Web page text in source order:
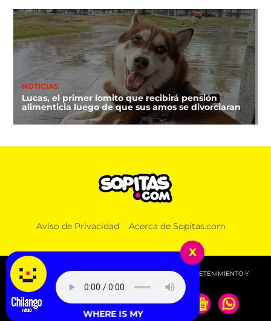
NOTICIAS
Lucas, el primer lomito que recibirá pensión
alimenticia luego de que sus amos se divorciaran
Aviso de Privacidad Acerca de Sopitas.com
© 2026 SOPITAS.COM - MÚSICA, NOTICIAS, DEPORTES, ENTRETENIMIENTO Y
MÁS!.
x
RAYE - WHERE IS MY HUSBAND!